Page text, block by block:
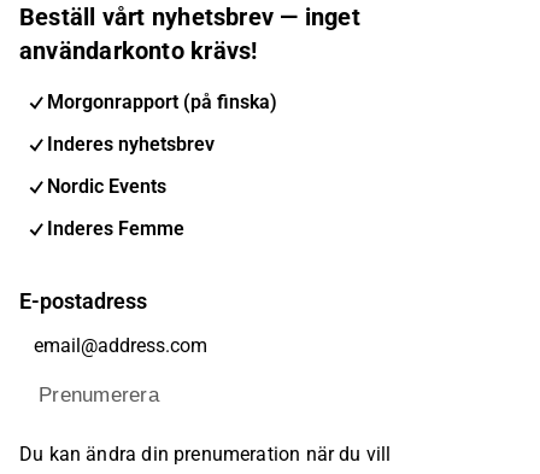
Beställ vårt nyhetsbrev — inget
användarkonto krävs!
Morgonrapport (på finska)
Inderes nyhetsbrev
Nordic Events
Inderes Femme
E-postadress
Prenumerera
Du kan ändra din prenumeration när du vill